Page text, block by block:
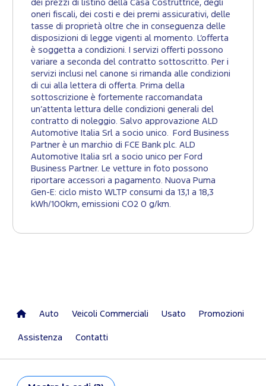
dei prezzi di listino della Casa Costruttrice, degli
oneri fiscali, dei costi e dei premi assicurativi, delle
tasse di proprietà oltre che in conseguenza delle
disposizioni di legge vigenti al momento. L’offerta
è soggetta a condizioni. I servizi offerti possono
variare a seconda del contratto sottoscritto. Per i
servizi inclusi nel canone si rimanda alle condizioni
di cui alla lettera di offerta. Prima della
sottoscrizione è fortemente raccomandata
un’attenta lettura delle condizioni generali del
contratto di noleggio. Salvo approvazione ALD
Automotive Italia Srl a socio unico. Ford Business
Partner è un marchio di FCE Bank plc. ALD
Automotive Italia srl a socio unico per Ford
Business Partner. Le vetture in foto possono
riportare accessori a pagamento. Nuova Puma
Gen-E: ciclo misto WLTP consumi da 13,1 a 18,3
kWh/100km, emissioni CO2 0 g/km.
Auto Veicoli Commerciali Usato Promozioni
Assistenza Contatti